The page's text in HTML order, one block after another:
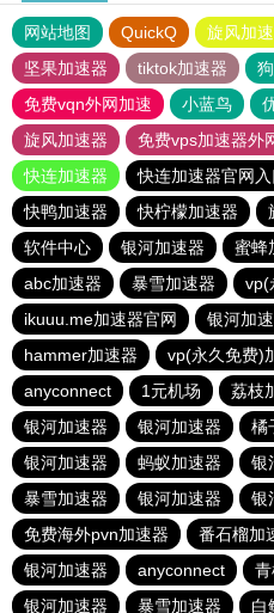
网站地图 QuickQ 旋风加
坚果加速器
tiktok加速器
免费vqn外网加速
小蓝鸟
旋风加速器
免费vps加速器外
快连加速器
快连加速器官网入
快鸭加速器
快柠檬加速器
软件中心
银河加速器 蜜蜂
abc加速器
暴雪加速器 vp(
ikuuu.me加速器官网
银河加
hammer加速器
vp(永久免费)
anyconnect
1元机场 荔枝
银河加速器
银河加速器 橘
银河加速器
蚂蚁加速器 银
暴雪加速器
银河加速器 银
免费海外pvn加速器
番石榴加
银河加速器
anyconnect
银河加速器
暴雪加速器 白